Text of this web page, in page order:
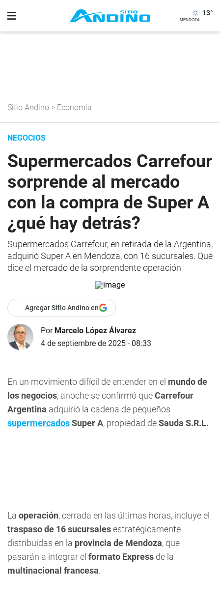
13°
Sitio Andino > Economía
NEGOCIOS
Supermercados Carrefour
sorprende al mercado
con la compra de Super A
¿qué hay detrás?
Supermercados Carrefour, en retirada de la Argentina,
adquirió Super A en Mendoza, con 16 sucursales. Qué
dice el mercado de la sorprendente operación
Agregar Sitio Andino en
Por Marcelo López Álvarez
4 de septiembre de 2025 - 08:33
En un movimiento difícil de entender en el mundo de
los negocios, anoche se confirmó queCarrefour
Argentina adquirió la cadena de pequeños
supermercadosSuper A, propiedad deSauda S.R.L.
La operación, cerrada en las últimas horas, incluye el
traspaso de 16 sucursalesestratégicamente
distribuidas en la provincia de Mendoza, que
pasarán a integrar el formato Express de la
multinacional francesa.